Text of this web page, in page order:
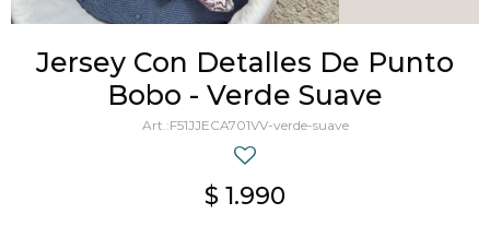
Jersey Con Detalles De Punto
Bobo - Verde Suave
F51JJECA701VV-verde-suave
$ 1.990